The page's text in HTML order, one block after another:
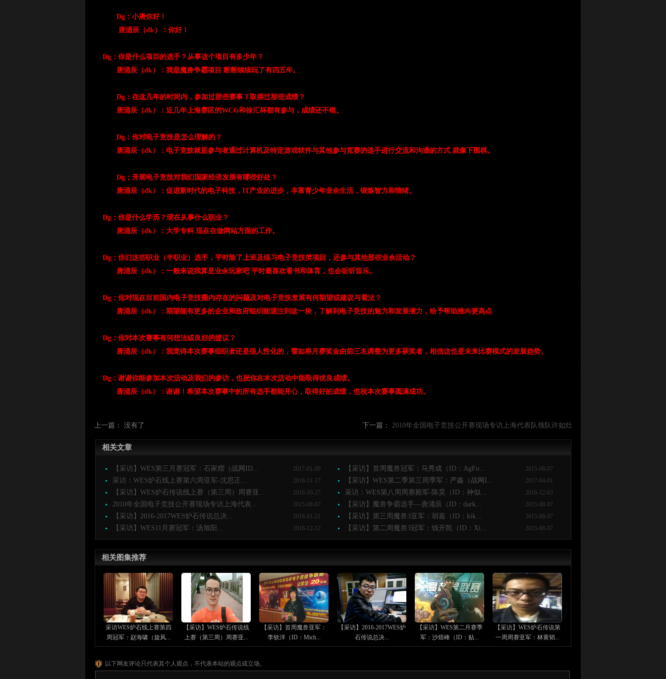
Dg：小唐你好！
唐涌辰（dk）：你好！
Dg：你是什么项目的选手？从事这个项目有多少年？
唐涌辰（dk）：我是魔兽争霸项目 断断续续玩了有四五年。
Dg：在这几年的时间内，参加过那些赛事？取得过那些成绩？
唐涌辰（dk）：近几年上海赛区的WCG和徐汇杯都有参与，成绩还不错。
Dg：你对电子竞技是怎么理解的？
唐涌辰（dk）：电子竞技就是参与者通过计算机及特定游戏软件与其他参与竞赛的选手进行交流和沟通的方式 就像下围棋。
Dg；开展电子竞技对我们国家经济发展有哪些好处？
唐涌辰（dk）：促进新时代的电子科技，IT产业的进步，丰富青少年业余生活，锻炼智力和情绪。
Dg：你是什么学历？现在从事什么职业？
唐涌辰（dk）：大学专科 现在在做网站方面的工作。
Dg：你们这些职业（半职业）选手，平时除了上班及练习电子竞技类项目，还参与其他那些业余活动？
唐涌辰（dk）：一般来说我算是业余玩家吧 平时最喜欢看书和体育，也会听听音乐。
Dg：你对现在目前国内电子竞技圈内存在的问题及对电子竞技发展有何期望或建议与看法？
唐涌辰（dk）：期望能有更多的企业和政府组织能观注到这一块，了解到电子竞技的魅力和发展潜力，给予帮助推向更高点
Dg：你对本次赛事有何想法或良好的提议？
唐涌辰（dk）：我觉得本次赛事组织者还是很人性化的，譬如将月赛奖金由前三名调整为更多获奖者，相信这也是未来比赛模式的发展趋势。
Dg：谢谢你能参加本次活动及我们的参访，也祝你在本次活动中能取得优良成绩。
唐涌辰（dk）：谢谢！希望本次赛事中的所有选手都能开心，取得好的成绩，也祝本次赛事圆满成功。
上一篇： 没有了 下一篇： 2010年全国电子竞技公开赛现场专访上海代表队领队许如灶
相关文章
2017-01-09
【采访】WES第三月赛冠军：石家熠（战网ID... 2015-08-07
【采访】首周魔兽冠军：马秀成（ID：AgFo...
2016-11-17
采访：WES炉石线上赛第六周亚军-沈思正... 2017-04-01
【采访】WES第二季第三周季军：严鑫（战网I...
2016-10-27
【采访】WES炉石传说线上赛（第三周）周赛亚... 2016-12-03
采访：WES第八周周赛殿军-陈昊（ID：神似...
2015-08-07
2010年全国电子竞技公开赛现场专访上海代表... 2015-08-07
【采访】魔兽争霸选手—唐涌辰（ID：dark...
2018-01-21
【采访】2016-2017WES炉石传说总决... 2015-08-07
【采访】第三周魔兽3亚军：胡嘉（ID：kik...
2016-12-12
【采访】WES11月赛冠军：汤旭阳... 2015-08-07
【采访】第二周魔兽3冠军：钱开凯（ID：Xi...
相关图集推荐
采访WES炉石线上赛第四
周冠军：赵海啸（旋风...
【采访】WES炉石传说线
上赛（第三周）周赛亚...
【采访】首周魔兽亚军：
李钦洋（ID：Mich...
【采访】2016-2017WES炉
石传说总决...
【采访】WES第二月赛季
军：沙煜峰（ID：贴...
【采访】WES炉石传说第
一周周赛亚军：林黄韬...
以下网友评论只代表其个人观点，不代表本站的观点或立场。